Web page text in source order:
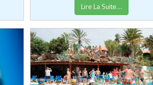
Lire La Suite…